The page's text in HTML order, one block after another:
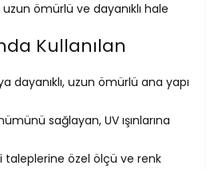
ömürlü ve dayanıklı hale
Kullanılan
dayanıklı, uzun ömürlü ana yapı
sağlayan, UV ışınlarına
taleplerine özel ölçü ve renk